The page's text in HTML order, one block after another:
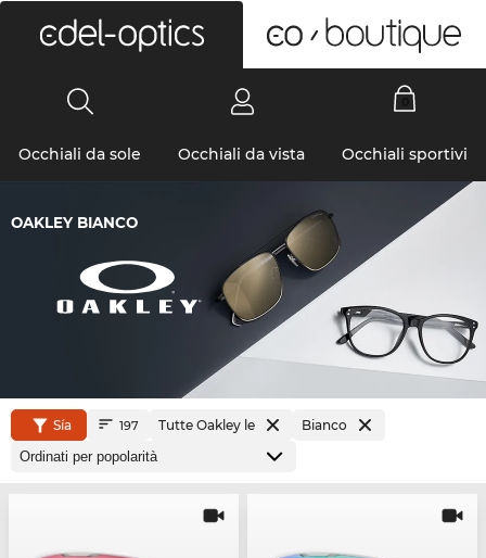
Occhiali da sole Occhiali da vista Occhiali sportivi
OAKLEY BIANCO
Sía 197 Tutte Oakley le Bianco